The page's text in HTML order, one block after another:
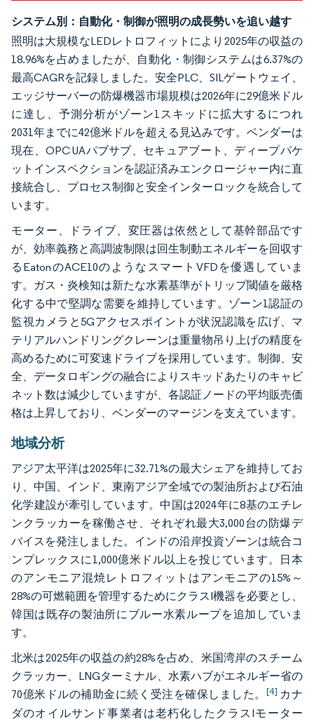
システム別：自動化・制御が照明の成長勢いを追い越す
照明は大規模なLEDレトロフィットにより2025年の収益の
18.96%を占めましたが、自動化・制御システムは6.37%の
最高CAGRを記録しました。安全PLC、SILゲートウェイ、
エッジサーバーの防爆機器市場規模は2026年に29億米ドル
に達し、予測分析がゾーン1スキッドに拡大するにつれ
2031年までに42億米ドルを超える見込みです。ベンダーは
現在、OPC UAパブサブ、セキュアブート、ディープパケ
ットインスペクションを認証済みエンクロージャー内に直
接統合し、プロセス制御と安全インターロックを統合して
います。
モーター、ドライブ、変圧器は依然として基幹部品です
が、効率義務と高調波制限は回生制動エネルギーを回収す
るEatonのACE10のようなスマートVFDを優遇していま
す。ガス・炎検知は新たな水素基準がトリップ閾値を厳格
化する中で堅調な需要を維持しています。ゾーン1認証の
監視カメラと5Gアクセスポイントが状況認識を広げ、マ
テリアルハンドリングクレーンは重量物吊り上げの精度を
高めるために可変速ドライブを採用しています。制御、安
全、データロギングの融合によりスキッドあたりのキャビ
ネット数は減少していますが、各認証ノードの平均販売価
格は上昇しており、ベンダーのマージンを支えています。
地域分析
アジア太平洋は2025年に32.71%の最大シェアを維持してお
り、中国、インド、東南アジア全域での製油所および石油
化学建設が牽引しています。中国は2024年に8基のエチレ
ンクラッカーを稼働させ、それぞれ最大3,000台の防爆デ
バイスを発注しました。インドの沿岸投資ゾーンは統合コ
ンプレックスに1,000億米ドル以上を投じています。日本
のアンモニア混焼レトロフィットはアンモニアの15%～
28%の可燃範囲を管理するためにクラスI機器を必要とし、
韓国は既存の製油所にブルー水素ループを追加していま
す。
北米は2025年の収益の約28%を占め、米国湾岸のスチーム
クラッカー、LNGターミナル、水素ハブがエネルギー省の
70億米ドルの補助金に続く受注を確保しました。 [4] カナ
ダのオイルサンド事業者は老朽化したクラスIモーター